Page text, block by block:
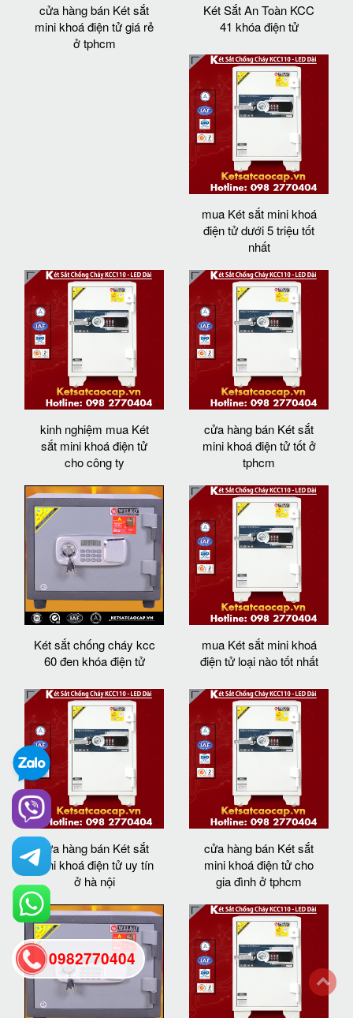
cửa hàng bán Két sắt
mini khoá điện tử giá rẻ
ở tphcm
Két Sắt An Toàn KCC
41 khóa điện tử
mua Két sắt mini khoá
điện tử dưới 5 triệu tốt
nhất
kinh nghiệm mua Két
sắt mini khoá điện tử
cho công ty
cửa hàng bán Két sắt
mini khoá điện tử tốt ở
tphcm
Két sắt chống cháy kcc
60 đen khóa điện tử
mua Két sắt mini khoá
điện tử loại nào tốt nhất
cửa hàng bán Két sắt
mini khoá điện tử uy tín
ở hà nội
cửa hàng bán Két sắt
mini khoá điện tử cho
gia đình ở tphcm
0982770404